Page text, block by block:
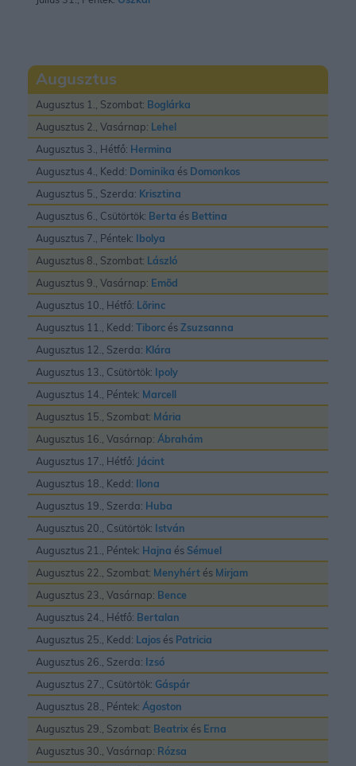
Augusztus
Augusztus 1., Szombat: Boglárka
Augusztus 2., Vasárnap: Lehel
Augusztus 3., Hétfő: Hermina
Augusztus 4., Kedd: Dominika és Domonkos
Augusztus 5., Szerda: Krisztina
Augusztus 6., Csütörtök: Berta és Bettina
Augusztus 7., Péntek: Ibolya
Augusztus 8., Szombat: László
Augusztus 9., Vasárnap: Emõd
Augusztus 10., Hétfő: Lõrinc
Augusztus 11., Kedd: Tiborc ésZsuzsanna
Augusztus 12., Szerda: Klára
Augusztus 13., Csütörtök: Ipoly
Augusztus 14., Péntek: Marcell
Augusztus 15., Szombat: Mária
Augusztus 16., Vasárnap: Ábrahám
Augusztus 17., Hétfő: Jácint
Augusztus 18., Kedd: Ilona
Augusztus 19., Szerda: Huba
Augusztus 20., Csütörtök: István
Augusztus 21., Péntek: Hajna és Sémuel
Augusztus 22., Szombat: Menyhért és Mirjam
Augusztus 23., Vasárnap: Bence
Augusztus 24., Hétfő: Bertalan
Augusztus 25., Kedd: Lajos és Patricia
Augusztus 26., Szerda: Izsó
Augusztus 27., Csütörtök: Gáspár
Augusztus 28., Péntek: Ágoston
Augusztus 29., Szombat: Beatrix és Erna
Augusztus 30., Vasárnap: Rózsa